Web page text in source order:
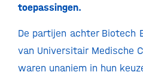
toepassingen.
De partijen achter Biotech
van Universitair Medische
waren unaniem in hun